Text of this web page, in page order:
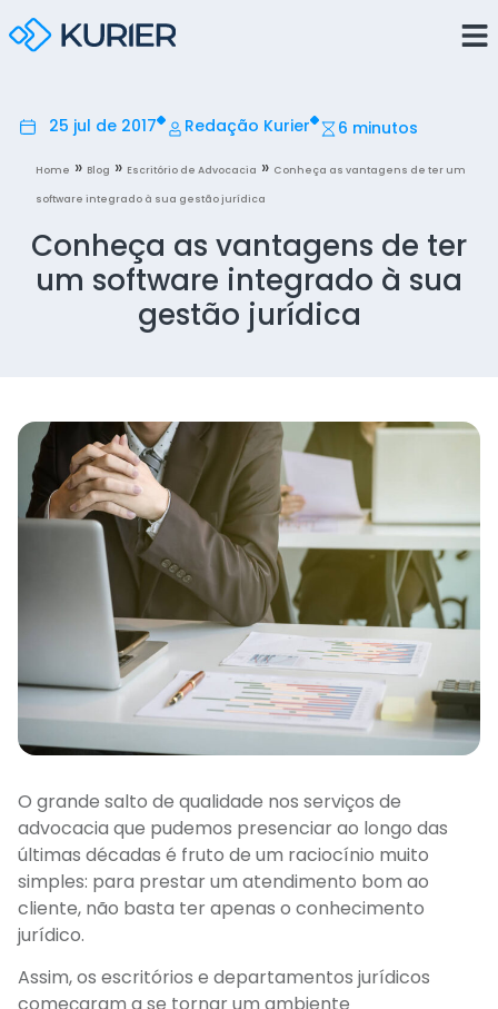
25 jul de 2017 Redação Kurier 6 minutos
Home » Blog » Escritório de Advocacia » Conheça as vantagens de ter um
software integrado à sua gestão jurídica
Conheça as vantagens de ter
um software integrado à sua
gestão jurídica
O grande salto de qualidade nos serviços de
advocacia que pudemos presenciar ao longo das
últimas décadas é fruto de um raciocínio muito
simples: para prestar um atendimento bom ao
cliente, não basta ter apenas o conhecimento
jurídico.
Assim, os escritórios e departamentos jurídicos